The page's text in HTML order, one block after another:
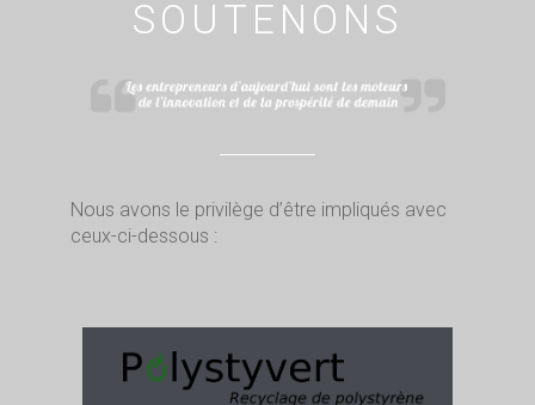
SOUTENONS
Nous avons le privilège d’être impliqués avec
ceux-ci-dessous :